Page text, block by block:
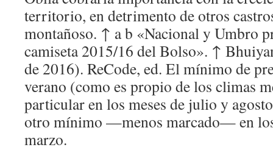
territorio, en detrimento de otros
montañoso. ↑ a b «Nacional y Umbro
camiseta 2015/16 del Bolso». ↑
de 2016). ReCode, ed. El mínimo de
verano (como es propio de los climas
particular en los meses de julio y
otro mínimo —menos marcado— en
marzo.